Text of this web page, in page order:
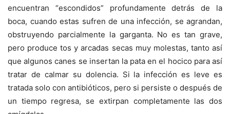
encuentran “escondidos” profundamente detrás de la
boca, cuando estas sufren de una infección, se agrandan,
obstruyendo parcialmente la garganta. No es tan grave,
pero produce tos y arcadas secas muy molestas, tanto así
que algunos canes se insertan la pata en el hocico para así
tratar de calmar su dolencia. Si la infección es leve es
tratada solo con antibióticos, pero si persiste o después de
un tiempo regresa, se extirpan completamente las dos